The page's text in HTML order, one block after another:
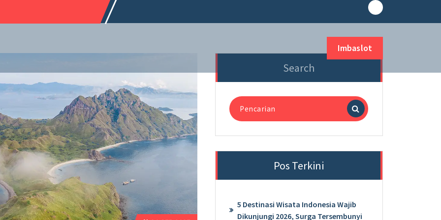
Imbaslot
Search
Pencarian
untuk:
Pos Terkini
5 Destinasi Wisata Indonesia Wajib
Dikunjungi 2026, Surga Tersembunyi